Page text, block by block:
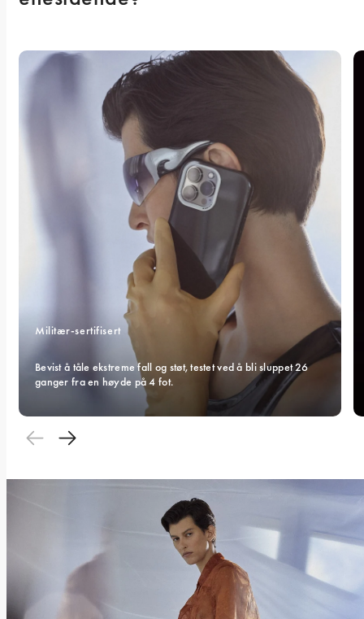
Militær-sertifisert
Bevist å tåle ekstreme fall og støt, testet ved å bli sluppet 26
ganger fra en høyde på 4 fot.